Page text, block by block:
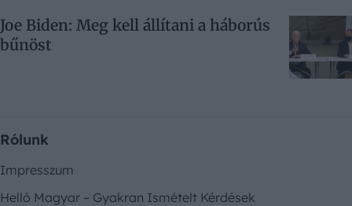
Joe Biden: Meg kell állítani a háborús
bűnöst
Rólunk
Impresszum
Helló Magyar – Gyakran Ismételt Kérdések